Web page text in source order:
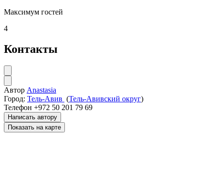
Максимум гостей
4
Контакты
Автор Anastasia
Город: Тель-Авив (Тель-Авивский округ)
Телефон +972 50 201 79 69
Написать автору
Показать на карте